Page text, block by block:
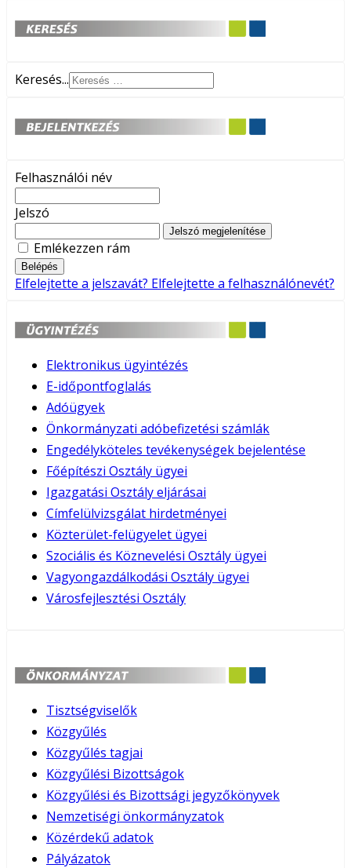
Keresés...
Felhasználói név
Jelszó
Jelszó megjelenítése
Emlékezzen rám
Belépés
Elfelejtette a jelszavát? Elfelejtette a felhasználónevét?
Elektronikus ügyintézés
E-időpontfoglalás
Adóügyek
Önkormányzati adóbefizetési számlák
Engedélyköteles tevékenységek bejelentése
Főépítészi Osztály ügyei
Igazgatási Osztály eljárásai
Címfelülvizsgálat hirdetményei
Közterület-felügyelet ügyei
Szociális és Köznevelési Osztály ügyei
Vagyongazdálkodási Osztály ügyei
Városfejlesztési Osztály
Tisztségviselők
Közgyűlés
Közgyűlés tagjai
Közgyűlési Bizottságok
Közgyűlési és Bizottsági jegyzőkönyvek
Nemzetiségi önkormányzatok
Közérdekű adatok
Pályázatok